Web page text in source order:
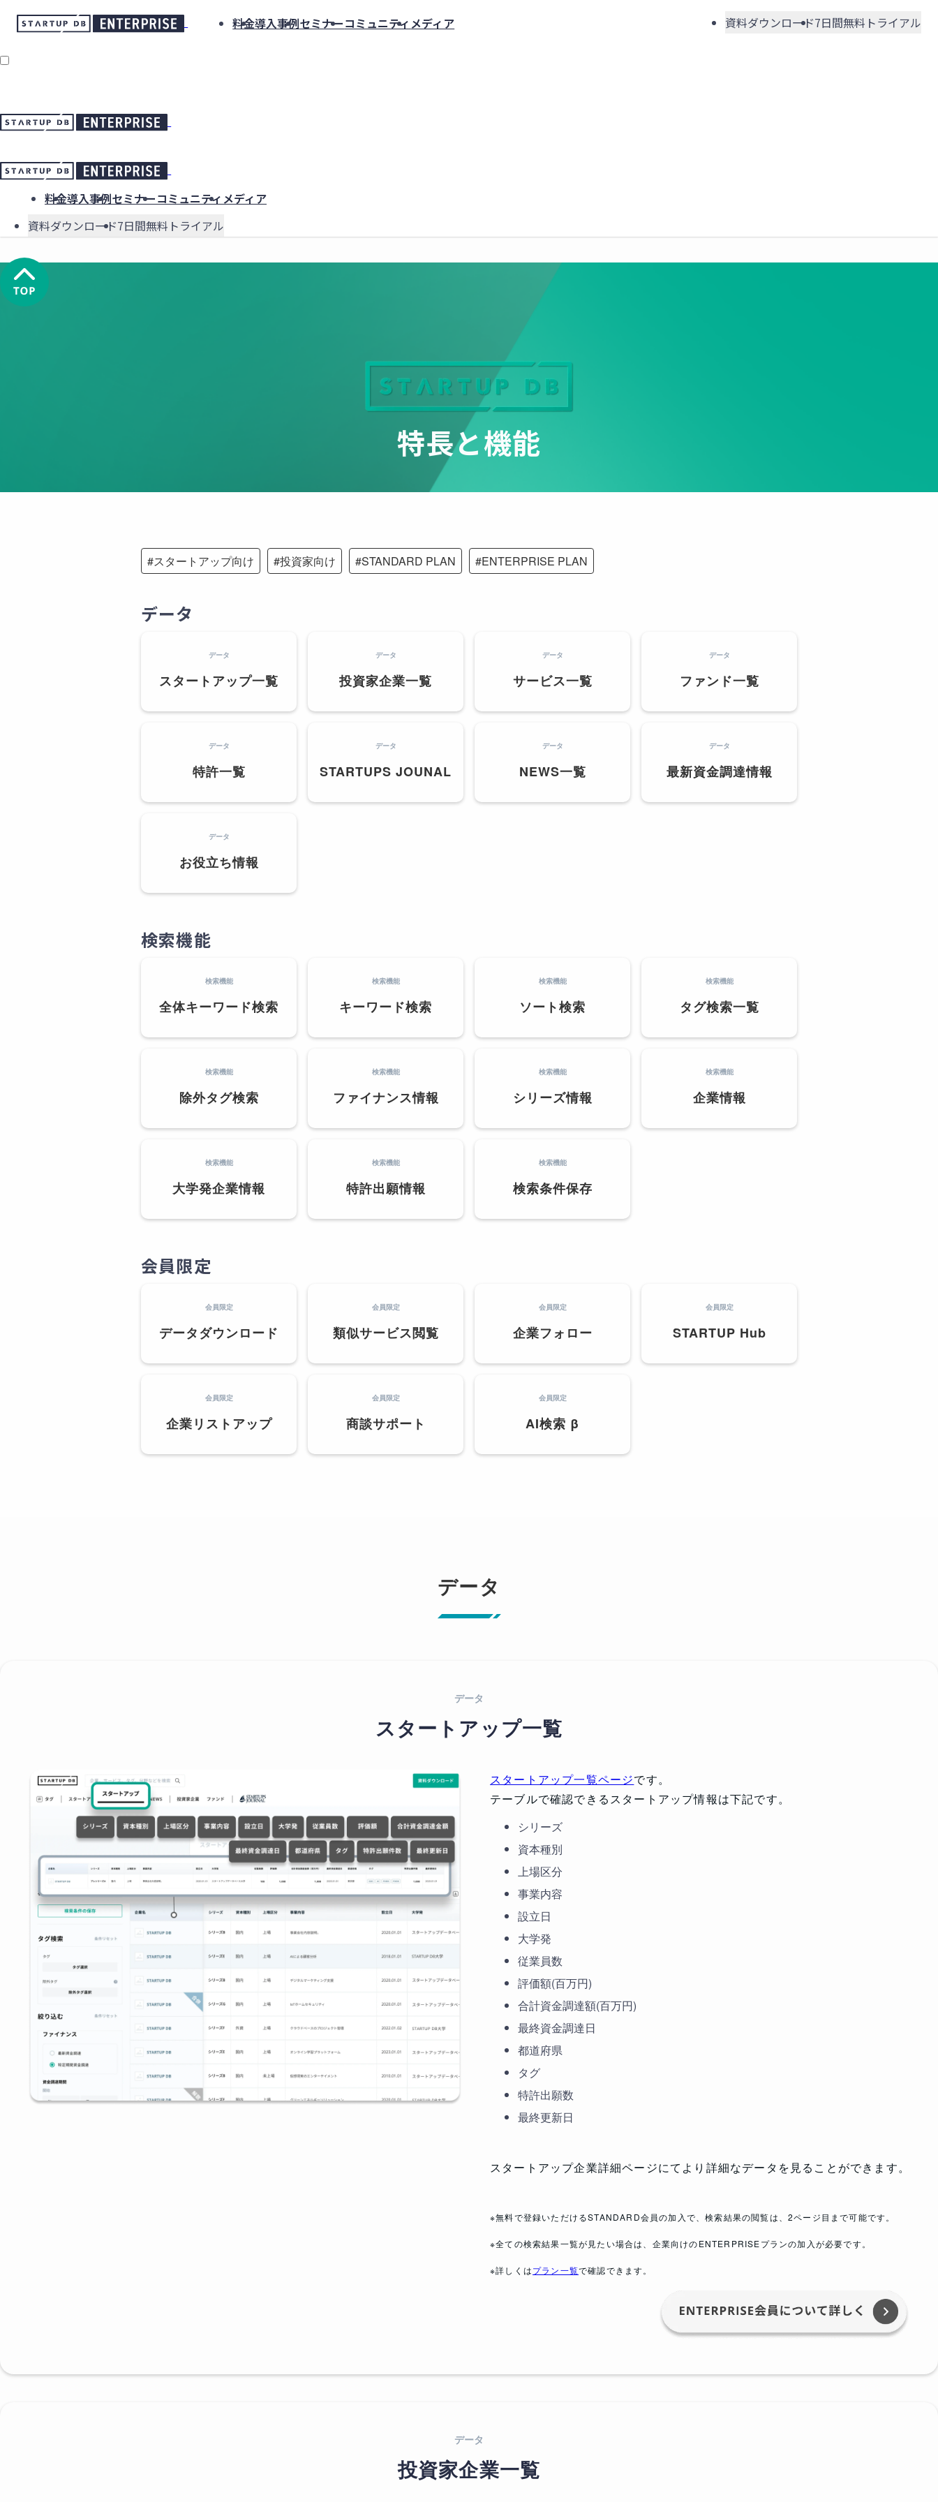
料金導入事例セミナーコミュニティ メディア 資料ダウンロード7日間無料トライアル
料金導入事例セミナーコミュニティ メディア
資料ダウンロード7日間無料トライアル
特長と機能
#スタートアップ向け #投資家向け #STANDARD PLAN #ENTERPRISE PLAN
データ
データ
スタートアップ一覧
データ
投資家企業一覧
データ
サービス一覧
データ
ファンド一覧
データ
特許一覧
データ
STARTUPS JOUNAL
データ
NEWS一覧
データ
最新資金調達情報
データ
お役立ち情報
検索機能
検索機能
全体キーワード検索
検索機能
キーワード検索
検索機能
ソート検索
検索機能
タグ検索一覧
検索機能
除外タグ検索
検索機能
ファイナンス情報
検索機能
シリーズ情報
検索機能
企業情報
検索機能
大学発企業情報
検索機能
特許出願情報
検索機能
検索条件保存
会員限定
会員限定
データダウンロード
会員限定
類似サービス閲覧
会員限定
企業フォロー
会員限定
STARTUP Hub
会員限定
企業リストアップ
会員限定
商談サポート
会員限定
AI検索 β
データ
データ
スタートアップ一覧
スタートアップ一覧ページです。
テーブルで確認できるスタートアップ情報は下記です。
シリーズ
資本種別
上場区分
事業内容
設立日
大学発
従業員数
評価額(百万円)
合計資金調達額(百万円)
最終資金調達日
都道府県
タグ
特許出願数
最終更新日
スタートアップ企業詳細ページにてより詳細なデータを見ることができます。
※無料で登録いただけるSTANDARD会員の加入で、検索結果の閲覧は、2ページ目まで可能です。
※全ての検索結果一覧が見たい場合は、企業向けのENTERPRISEプランの加入が必要です。
※詳しくはプラン一覧で確認できます。
データ
投資家企業一覧